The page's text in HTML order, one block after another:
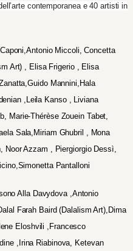
contemporanea e 40 artisti in
Miccoli, Concetta
Art) , Elisa Frigerio , Elisa
Mannini, Hala
,Leila Kanso , Liviana
Marie-Thérèse Zouein Tabet,
Sala,Miriam Ghubril , Mona
Noor Azzam , Piergiorgio Dessì,
Pantalloni
Alla Davydova ,Antonio
Farah Baird (Dalalism Art),Dima
Eloshvili ,Francesco
,Irina Riabinova, Ketevan